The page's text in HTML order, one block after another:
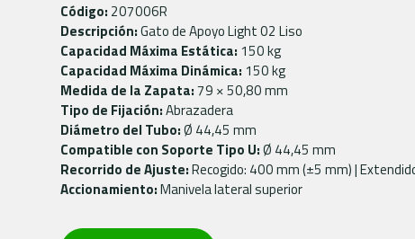
Código: 207006R
Descripción:Gato de Apoyo Light 02 Liso
Capacidad Máxima Estática: 150 kg
Capacidad Máxima Dinámica: 150 kg
Medida de la Zapata:79 × 50,80 mm
Tipo de Fijación:Abrazadera
Diámetro del Tubo:Ø 44,45 mm
Compatible con Soporte Tipo U:Ø 44,45 mm
Recorrido de Ajuste:Recogido: 400 mm (±5 mm) |
Accionamiento:Manivela lateral superior